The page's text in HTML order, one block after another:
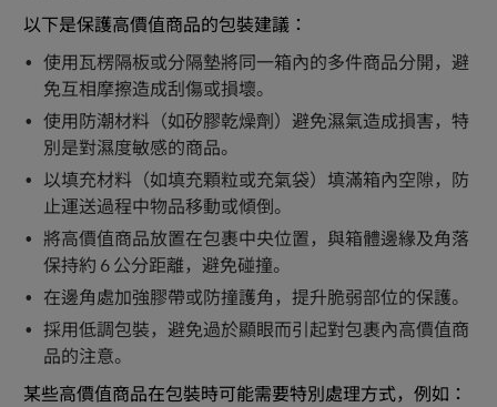
以下是保護高價值商品的包裝建議：
使用瓦楞隔板或分隔墊將同一箱內的多件商品分開，避
免互相摩擦造成刮傷或損壞。
使用防潮材料（如矽膠乾燥劑）避免濕氣造成損害，特
別是對濕度敏感的商品。
以填充材料（如填充顆粒或充氣袋）填滿箱內空隙，防
止運送過程中物品移動或傾倒。
將高價值商品放置在包裹中央位置，與箱體邊緣及角落
保持約 6 公分距離，避免碰撞。
在邊角處加強膠帶或防撞護角，提升脆弱部位的保護。
採用低調包裝，避免過於顯眼而引起對包裹內高價值商
品的注意。
某些高價值商品在包裝時可能需要特別處理方式，例如：